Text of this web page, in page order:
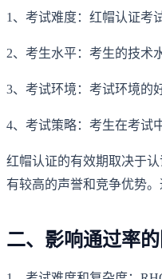
1、考试难度：红帽认证考
2、考生水平：考生的技术
3、考试环境：考试环境的
4、考试策略：考生在考试
红帽认证的有效期取决于
有较高的声誉和竞争优势
二、影响通过率